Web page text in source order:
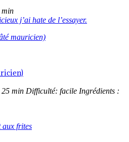
min
j’ai hate de l’essayer.
min Difficulté: facile Ingrédients :